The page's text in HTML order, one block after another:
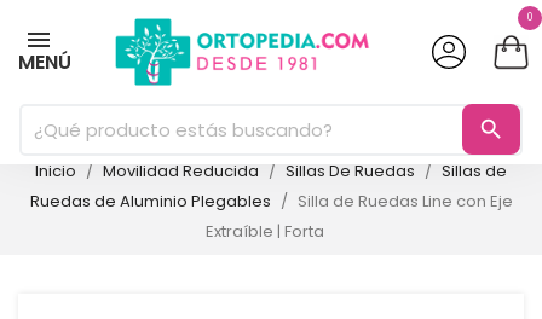
MENÚ
0
search
Inicio Movilidad Reducida Sillas De Ruedas
Sillas de
Ruedas de Aluminio Plegables
Silla de Ruedas Line con Eje
Extraíble | Forta